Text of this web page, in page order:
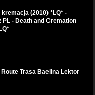
(2010) *LQ* -
PL - Death and Cremation
Trasa Baelina Lektor